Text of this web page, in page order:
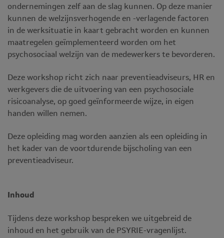
ondernemingen zelf aan de slag kunnen. Op deze manier
kunnen de welzijnsverhogende en -verlagende factoren
in de werksituatie in kaart gebracht worden en kunnen
maatregelen geïmplementeerd worden om het
psychosociaal welzijn van de medewerkers te bevorderen.
Deze workshop richt zich naar preventieadviseurs, HR en
werkgevers die de uitvoering van een psychosociale
risicoanalyse, op goed geïnformeerde wijze, in eigen
handen willen nemen.
Deze opleiding mag worden aanzien als een opleiding in
het kader van de voortdurende bijscholing van een
preventieadviseur.
Inhoud
Tijdens deze workshop bespreken we uitgebreid de
inhoud en het gebruik van de PSYRIE-vragenlijst.